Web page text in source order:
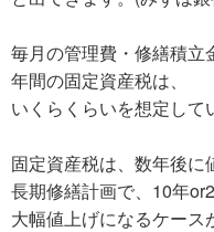
毎月の管理費・修繕積立
年間の固定資産税は、
いくらくらいを想定して
固定資産税は、数年後に
長期修繕計画で、10年
大幅値上げになるケース